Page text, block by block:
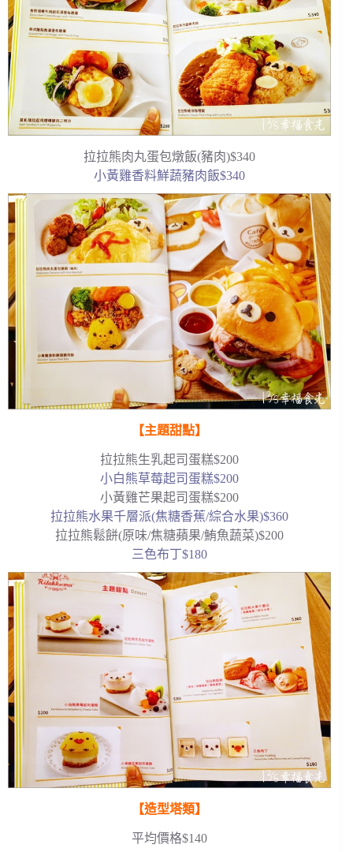
拉拉熊肉丸蛋包燉飯(豬肉)$340
小黃雞香料鮮蔬豬肉飯$340
【主題甜點】
拉拉熊生乳起司蛋糕$200
小白熊草莓起司蛋糕$200
小黃雞芒果起司蛋糕$200
拉拉熊水果千層派(焦糖香蕉/綜合水果)$360
拉拉熊鬆餅(原味/焦糖蘋果/鮪魚蔬菜)$200
三色布丁$180
【造型塔類】
平均價格$140